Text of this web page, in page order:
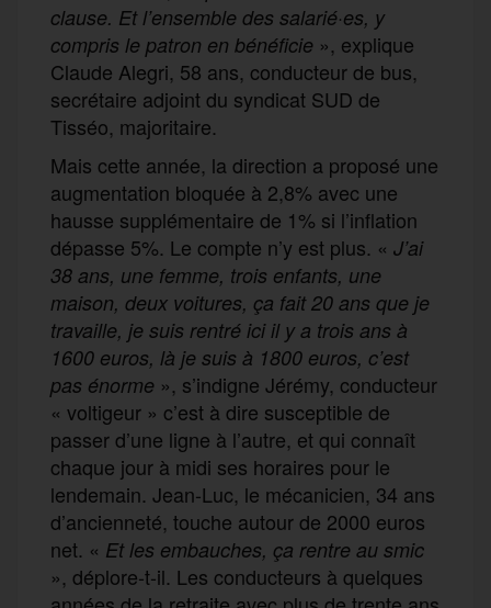
clause. Et l’ensemble des salarié·es, y
compris le patron en bénéficie », explique
Claude Alegri, 58 ans, conducteur de bus,
secrétaire adjoint du syndicat SUD de
Tisséo, majoritaire.
Mais cette année, la direction a proposé une
augmentation bloquée à 2,8% avec une
hausse supplémentaire de 1% si l’inflation
dépasse 5%. Le compte n’y est plus. « J’ai
38 ans, une femme, trois enfants, une
maison, deux voitures, ça fait 20 ans que je
travaille, je suis rentré ici il y a trois ans à
1600 euros, là je suis à 1800 euros, c’est
pas énorme », s’indigne Jérémy, conducteur
« voltigeur » c’est à dire susceptible de
passer d’une ligne à l’autre, et qui connaît
chaque jour à midi ses horaires pour le
lendemain. Jean-Luc, le mécanicien, 34 ans
d’ancienneté, touche autour de 2000 euros
net. « Et les embauches, ça rentre au smic
», déplore-t-il. Les conducteurs à quelques